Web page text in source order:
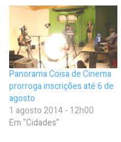
Panorama Coisa de Cinema
prorroga inscrições até 6 de
agosto
1 agosto 2014 - 12h00
Em "Cidades"